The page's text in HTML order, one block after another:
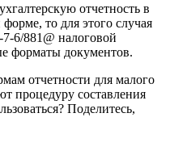
отчетность в
то для этого случая
6/881@ налоговой
форматы документов.
отчетности для малого
процедуру составления
Поделитесь,